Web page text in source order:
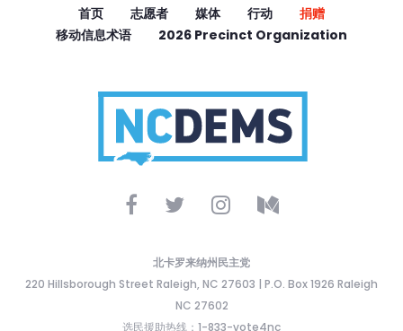
首页 志愿者 媒体 行动
捐赠
移动信息术语
2026 Precinct Organization
北卡罗来纳州民主党
220 Hillsborough Street Raleigh, NC 27603 | P.O. Box 1926 Raleigh
NC 27602
选民援助热线：1-833-vote4nc